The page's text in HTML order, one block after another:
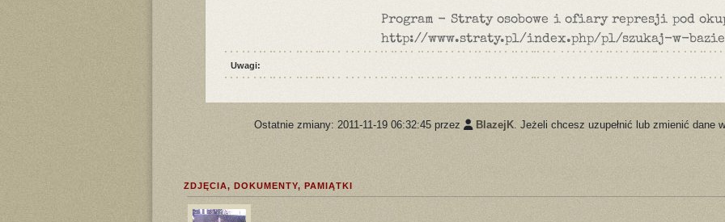
Program - Straty osobowe i ofiary represji pod
http://www.straty.pl/index.php/pl/szukaj-w-
Uwagi:
Ostatnie zmiany: 2011-11-19 06:32:45 przez BlazejK . Jeżeli chcesz uzupełnić lub zmienić dane
ZDJĘCIA, DOKUMENTY, PAMIĄTKI